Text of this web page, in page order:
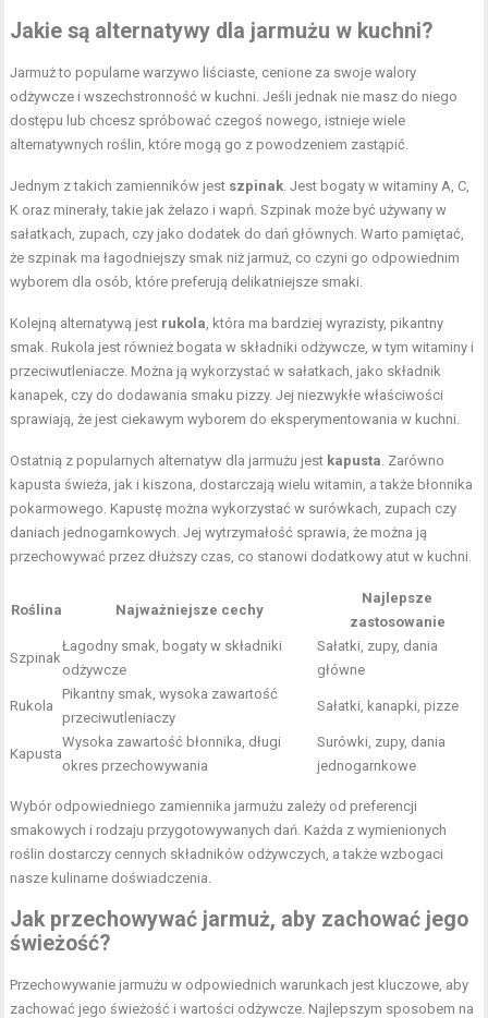
Jakie są alternatywy dla jarmużu w kuchni?
Jarmuż to popularne warzywo liściaste, cenione za swoje walory
odżywcze i wszechstronność w kuchni. Jeśli jednak nie masz do niego
dostępu lub chcesz spróbować czegoś nowego, istnieje wiele
alternatywnych roślin, które mogą go z powodzeniem zastąpić.
Jednym z takich zamienników jest szpinak . Jest bogaty w witaminy A, C,
K oraz minerały, takie jak żelazo i wapń. Szpinak może być używany w
sałatkach, zupach, czy jako dodatek do dań głównych. Warto pamiętać,
że szpinak ma łagodniejszy smak niż jarmuż, co czyni go odpowiednim
wyborem dla osób, które preferują delikatniejsze smaki.
Kolejną alternatywą jest rukola , która ma bardziej wyrazisty, pikantny
smak. Rukola jest również bogata w składniki odżywcze, w tym witaminy i
przeciwutleniacze. Można ją wykorzystać w sałatkach, jako składnik
kanapek, czy do dodawania smaku pizzy. Jej niezwykłe właściwości
sprawiają, że jest ciekawym wyborem do eksperymentowania w kuchni.
Ostatnią z popularnych alternatyw dla jarmużu jest kapusta . Zarówno
kapusta świeża, jak i kiszona, dostarczają wielu witamin, a także błonnika
pokarmowego. Kapustę można wykorzystać w surówkach, zupach czy
daniach jednogarnkowych. Jej wytrzymałość sprawia, że można ją
przechowywać przez dłuższy czas, co stanowi dodatkowy atut w kuchni.
Roślina Najważniejsze cechy
Najlepsze
zastosowanie
Szpinak
Łagodny smak, bogaty w składniki
odżywcze
Sałatki, zupy, dania
główne
Rukola
Pikantny smak, wysoka zawartość
przeciwutleniaczy
Sałatki, kanapki, pizze
Kapusta
Wysoka zawartość błonnika, długi
okres przechowywania
Surówki, zupy, dania
jednogarnkowe
Wybór odpowiedniego zamiennika jarmużu zależy od preferencji
smakowych i rodzaju przygotowywanych dań. Każda z wymienionych
roślin dostarczy cennych składników odżywczych, a także wzbogaci
nasze kulinarne doświadczenia.
Jak przechowywać jarmuż, aby zachować jego
świeżość?
Przechowywanie jarmużu w odpowiednich warunkach jest kluczowe, aby
zachować jego świeżość i wartości odżywcze. Najlepszym sposobem na